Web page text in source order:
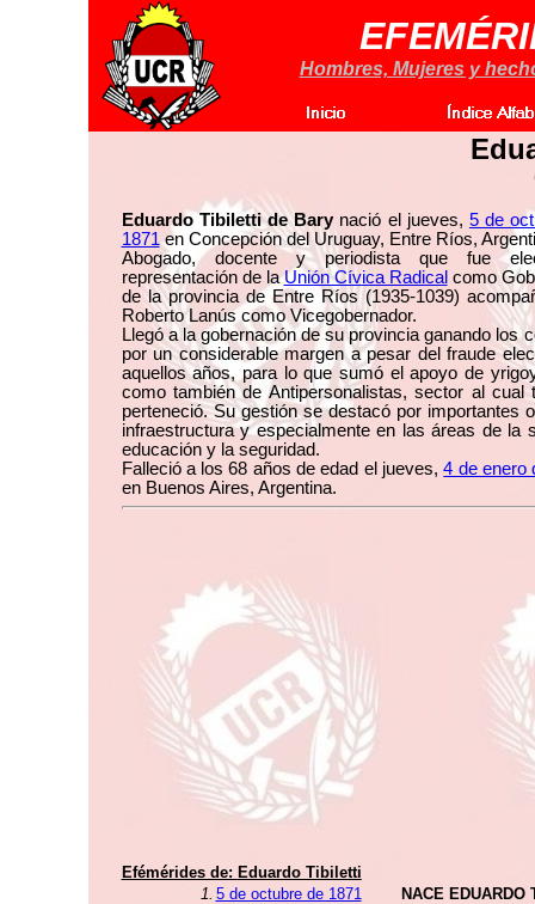
Hombres, Mujeres y
Eduardo Tibiletti de Barynació el jueves, 5 de
1871 en Concepción del Uruguay, Entre Ríos,
Abogado, docente y periodista que fue
representación de laUnión Cívica Radical como
de la provincia de Entre Ríos (1935-1039)
Roberto Lanús como Vicegobernador.
Llegó a la gobernación de su provincia ganando los
por un considerable margen a pesar del fraude
aquellos años, para lo que sumó el apoyo de
como también de Antipersonalistas, sector al cual
perteneció. Su gestión se destacó por importantes
infraestructura y especialmente en las áreas de la
educación y la seguridad.
Falleció a los 68 años de edad el jueves,4 de enero
en Buenos Aires, Argentina.
Efémérides de: Eduardo Tibiletti
1. 5 de octubre de 1871
NACE EDUARDO